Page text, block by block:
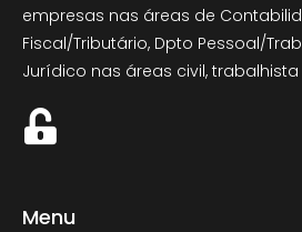
empresas nas áreas de
Fiscal/Tributário, Dpto Pessoal/
Jurídico nas áreas civil,
Menu